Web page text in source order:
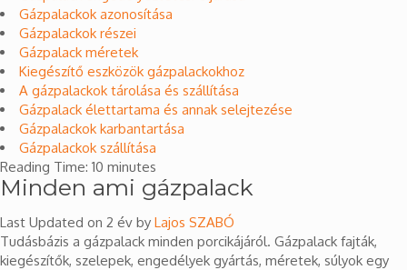
Gázpalackok azonosítása
Gázpalackok részei
Gázpalack méretek
Kiegészítő eszközök gázpalackokhoz
A gázpalackok tárolása és szállítása
Gázpalack élettartama és annak selejtezése
Gázpalackok karbantartása
Gázpalackok szállítása
Reading Time: 10 minutes
Minden ami gázpalack
Last Updated on 2 év by Lajos SZABÓ
Tudásbázis a gázpalack minden porcikájáról. Gázpalack fajták,
kiegészítők, szelepek, engedélyek gyártás, méretek, súlyok egy